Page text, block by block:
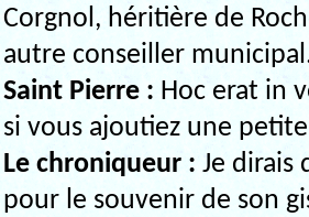
Corgnol, héritière de
autre conseiller
Saint Pierre : Hoc erat in
si vous ajoutiez une
Le chroniqueur : Je dirais
pour le souvenir de son